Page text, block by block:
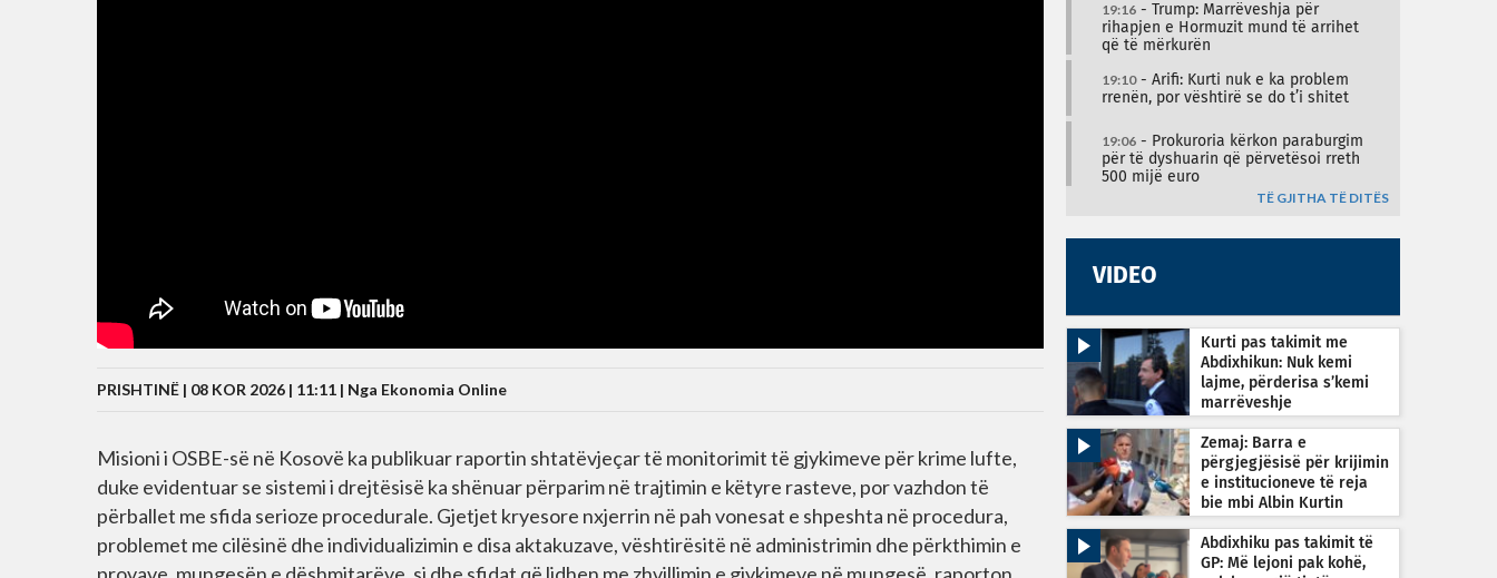
PRISHTINË | 08 KOR 2026 | 11:11 | Nga Ekonomia Online
Misioni i OSBE-së në Kosovë ka publikuar raportin shtatëvjeçar të monitorimit të gjykimeve për krime lufte,
duke evidentuar se sistemi i drejtësisë ka shënuar përparim në trajtimin e këtyre rasteve, por vazhdon të
përballet me sfida serioze procedurale. Gjetjet kryesore nxjerrin në pah vonesat e shpeshta në procedura,
problemet me cilësinë dhe individualizimin e disa aktakuzave, vështirësitë në administrimin dhe përkthimin e
19:16 - Trump: Marrëveshja për
rihapjen e Hormuzit mund të arrihet
që të mërkurën
19:10- Arifi: Kurti nuk e ka problem
rrenën, por vështirë se do t’i shitet
19:06 - Prokuroria kërkon paraburgim
për të dyshuarin që përvetësoi rreth
500 mijë euro
TË GJITHA TË DITËS
VIDEO
Kurti pas takimit me
Abdixhikun: Nuk kemi
lajme, përderisa s’kemi
marrëveshje
Zemaj: Barra e
përgjegjësisë për krijimin
e institucioneve të reja
bie mbi Albin Kurtin
Abdixhiku pas takimit të
GP: Më lejoni pak kohë,